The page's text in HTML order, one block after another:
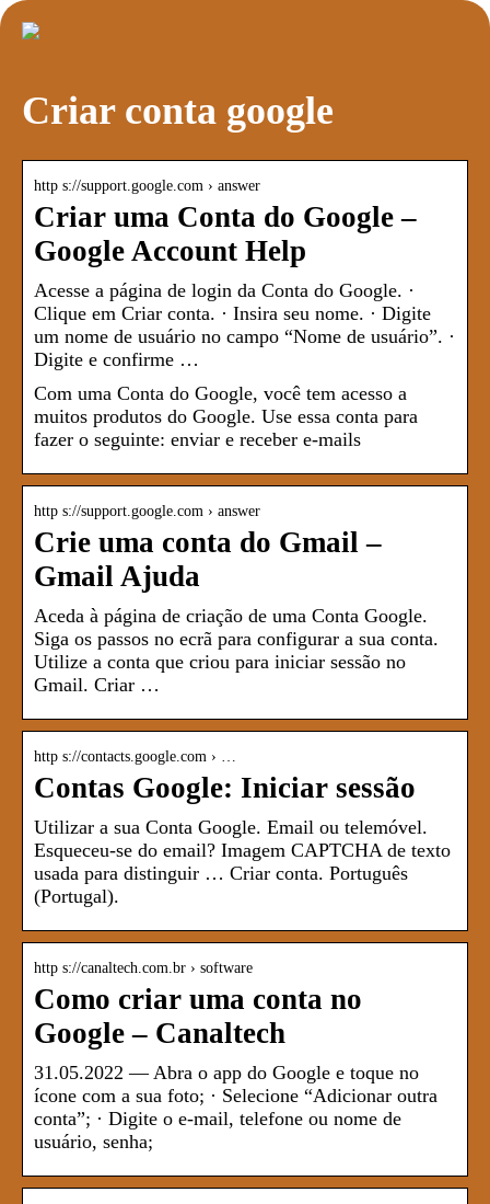
Criar conta google
http s://support.google.com › answer
Criar uma Conta do Google –
Google Account Help
Acesse a página de login da Conta do Google. ·
Clique em Criar conta. · Insira seu nome. · Digite
um nome de usuário no campo “Nome de usuário”. ·
Digite e confirme …
Com uma Conta do Google, você tem acesso a
muitos produtos do Google. Use essa conta para
fazer o seguinte: enviar e receber e-mails
http s://support.google.com › answer
Crie uma conta do Gmail –
Gmail Ajuda
Aceda à página de criação de uma Conta Google.
Siga os passos no ecrã para configurar a sua conta.
Utilize a conta que criou para iniciar sessão no
Gmail. Criar …
http s://contacts.google.com › …
Contas Google: Iniciar sessão
Utilizar a sua Conta Google. Email ou telemóvel.
Esqueceu-se do email? Imagem CAPTCHA de texto
usada para distinguir … Criar conta. Português
(Portugal).
http s://canaltech.com.br › software
Como criar uma conta no
Google – Canaltech
31.05.2022 — Abra o app do Google e toque no
ícone com a sua foto; · Selecione “Adicionar outra
conta”; · Digite o e-mail, telefone ou nome de
usuário, senha;